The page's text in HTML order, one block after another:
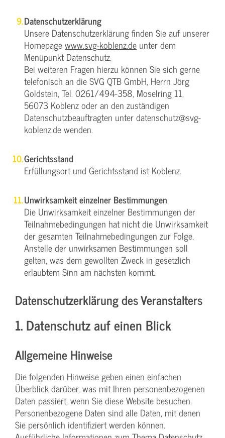
Datenschutzerklärung
Unsere Datenschutzerklärung finden Sie auf unserer
Homepagewww.svg-koblenz.de unter dem
Menüpunkt Datenschutz.
Bei weiteren Fragen hierzu können Sie sich gerne
telefonisch an die SVG QTB GmbH, Herrn Jörg
Goldstein, Tel. 0261/494-358, Moselring 11,
56073 Koblenz oder an den zuständigen
Datenschutzbeauftragten unter datenschutz@svg-
koblenz.de wenden.
Gerichtsstand
Erfüllungsort und Gerichtsstand ist Koblenz.
Unwirksamkeit einzelner Bestimmungen
Die Unwirksamkeit einzelner Bestimmungen der
Teilnahmebedingungen hat nicht die Unwirksamkeit
der gesamten Teilnahmebedingungen zur Folge.
Anstelle der unwirksamen Bestimmungen soll
gelten, was dem gewollten Zweck in gesetzlich
erlaubtem Sinn am nächsten kommt.
Datenschutzerklärung des Veranstalters
1. Datenschutz auf einen Blick
Allgemeine Hinweise
Die folgenden Hinweise geben einen einfachen
Überblick darüber, was mit Ihren personenbezogenen
Daten passiert, wenn Sie diese Website besuchen.
Personenbezogene Daten sind alle Daten, mit denen
Sie persönlich identifiziert werden können.